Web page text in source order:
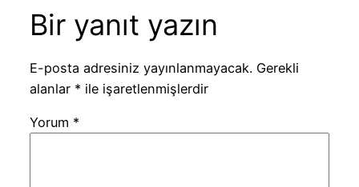
Bir yanıt yazın
E-posta adresiniz yayınlanmayacak. Gerekli
alanlar * ile işaretlenmişlerdir
Yorum *